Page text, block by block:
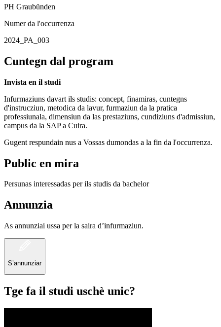
PH Graubünden
Numer da l'occurrenza
2024_PA_003
Cuntegn dal program
Invista en il studi
Infurmaziuns davart ils studis: concept, finamiras, cuntegns
d'instrucziun, metodica da lavur, furmaziun da la pratica
professiunala, dimensiun da las prestaziuns, cundiziuns d'admissiun,
campus da la SAP a Cuira.
Gugent respundain nus a Vossas dumondas a la fin da l'occurrenza.
Public en mira
Persunas interessadas per ils studis da bachelor
Annunzia
As annunziai ussa per la saira d’infurmaziun.
S’annunziar
Tge fa il studi uschè unic?